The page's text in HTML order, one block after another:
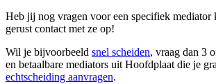
Heb jij nog vragen voor een specifiek mediator
gerust contact met ze op!
Wil je bijvoorbeeld snel scheiden, vraag dan 3
en betaalbare mediators uit Hoofdplaat die je
echtscheiding aanvragen.